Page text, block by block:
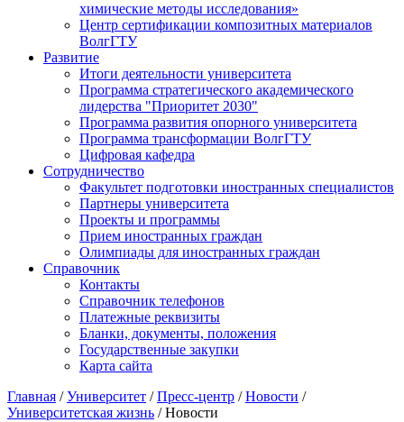
химические методы исследования»
Центр сертификации композитных материалов
ВолгГТУ
Развитие
Итоги деятельности университета
Программа стратегического академического
лидерства "Приоритет 2030"
Программа развития опорного университета
Программа трансформации ВолгГТУ
Цифровая кафедра
Сотрудничество
Факультет подготовки иностранных специалистов
Партнеры университета
Проекты и программы
Прием иностранных граждан
Олимпиады для иностранных граждан
Справочник
Контакты
Справочник телефонов
Платежные реквизиты
Бланки, документы, положения
Государственные закупки
Карта сайта
Главная /Университет /Пресс-центр /Новости /
Университетская жизнь / Новости